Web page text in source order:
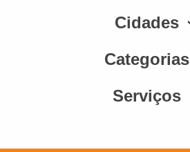
Cidades
Categorias
Serviços